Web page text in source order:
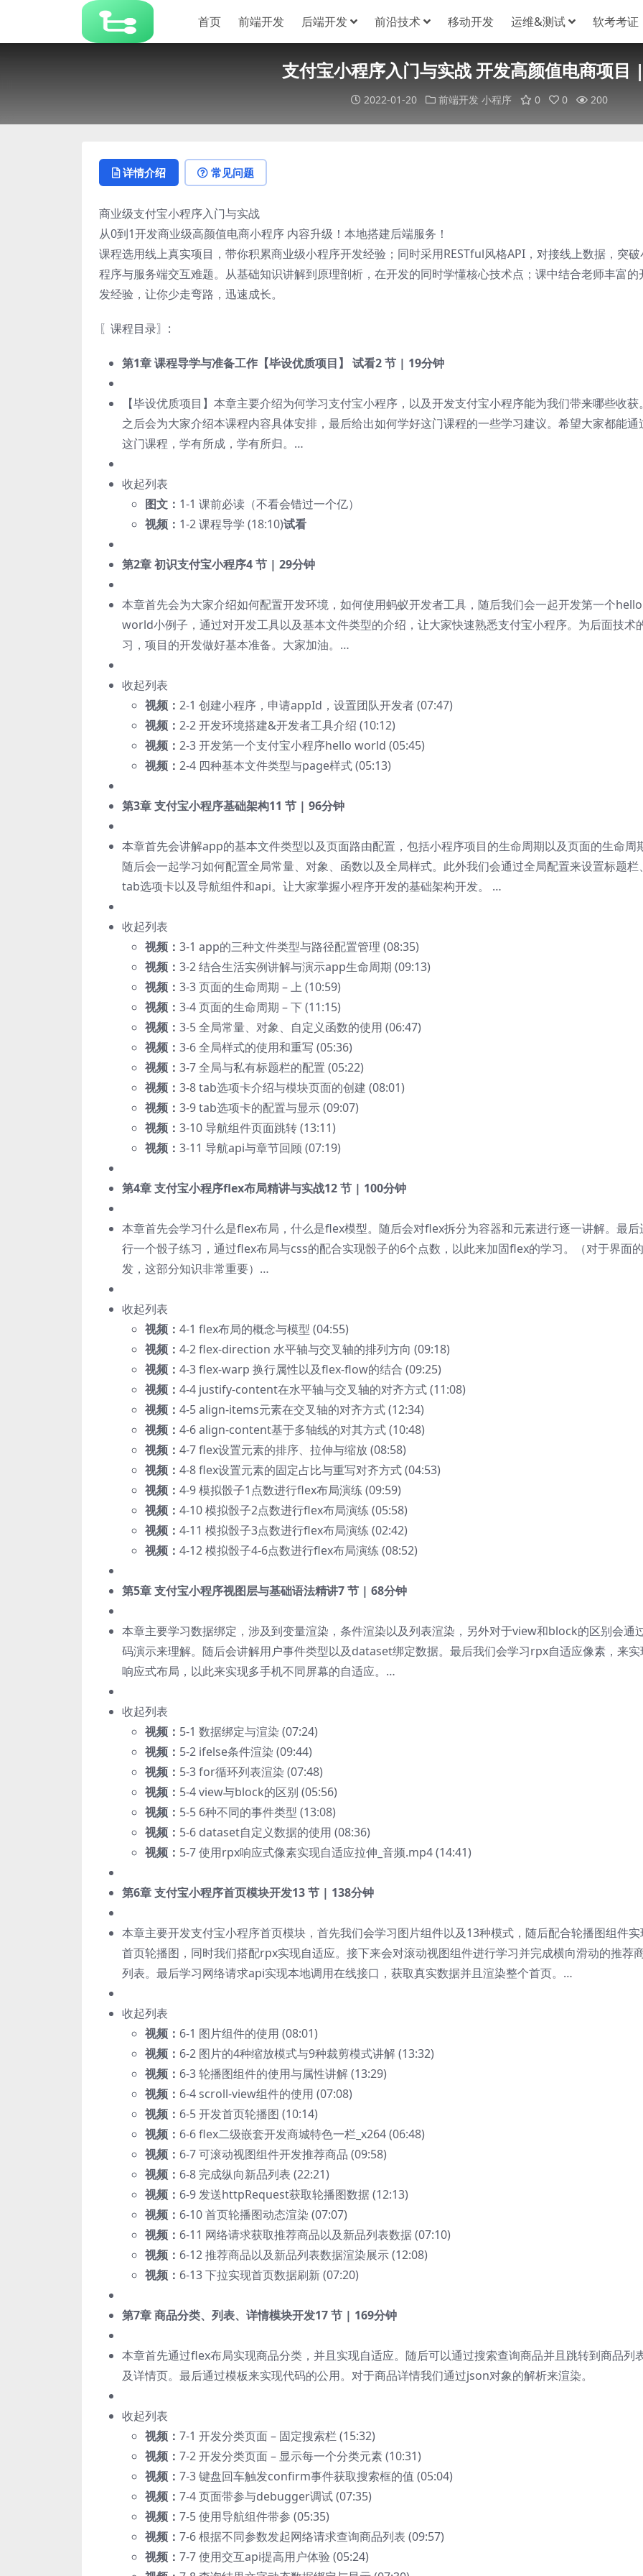
首页 前端开发 后端开发 前沿技术 移动开发 运维&测试 软考考证
支付宝小程序入门与实战 开发高颜值电商项目
2022-01-20 前端开发 小程序 0 0 200
详情介绍 常见问题
商业级支付宝小程序入门与实战
从0到1开发商业级高颜值电商小程序 内容升级！本地搭建后端服务！
课程选用线上真实项目，带你积累商业级小程序开发经验；同时采用RESTful风格API，对接线上数据，突破
程序与服务端交互难题。从基础知识讲解到原理剖析，在开发的同时学懂核心技术点；课中结合老师丰富的
发经验，让你少走弯路，迅速成长。
〖课程目录〗:
第1章 课程导学与准备工作【毕设优质项目】 试看2 节 | 19分钟
【毕设优质项目】本章主要介绍为何学习支付宝小程序，以及开发支付宝小程序能为我们带来哪些收获
之后会为大家介绍本课程内容具体安排，最后给出如何学好这门课程的一些学习建议。希望大家都能通
这门课程，学有所成，学有所归。…
收起列表
图文： 1-1 课前必读（不看会错过一个亿）
视频： 1-2 课程导学 (18:10)试看
第2章 初识支付宝小程序4 节 | 29分钟
本章首先会为大家介绍如何配置开发环境，如何使用蚂蚁开发者工具，随后我们会一起开发第一个hello
world小例子，通过对开发工具以及基本文件类型的介绍，让大家快速熟悉支付宝小程序。为后面技术
习，项目的开发做好基本准备。大家加油。…
收起列表
视频： 2-1 创建小程序，申请appId，设置团队开发者 (07:47)
视频： 2-2 开发环境搭建&开发者工具介绍 (10:12)
视频： 2-3 开发第一个支付宝小程序hello world (05:45)
视频： 2-4 四种基本文件类型与page样式 (05:13)
第3章 支付宝小程序基础架构11 节 | 96分钟
本章首先会讲解app的基本文件类型以及页面路由配置，包括小程序项目的生命周期以及页面的生命周
随后会一起学习如何配置全局常量、对象、函数以及全局样式。此外我们会通过全局配置来设置标题栏
tab选项卡以及导航组件和api。让大家掌握小程序开发的基础架构开发。 …
收起列表
视频： 3-1 app的三种文件类型与路径配置管理 (08:35)
视频： 3-2 结合生活实例讲解与演示app生命周期 (09:13)
视频： 3-3 页面的生命周期 – 上 (10:59)
视频： 3-4 页面的生命周期 – 下 (11:15)
视频： 3-5 全局常量、对象、自定义函数的使用 (06:47)
视频： 3-6 全局样式的使用和重写 (05:36)
视频： 3-7 全局与私有标题栏的配置 (05:22)
视频： 3-8 tab选项卡介绍与模块页面的创建 (08:01)
视频： 3-9 tab选项卡的配置与显示 (09:07)
视频： 3-10 导航组件页面跳转 (13:11)
视频： 3-11 导航api与章节回顾 (07:19)
第4章 支付宝小程序flex布局精讲与实战12 节 | 100分钟
本章首先会学习什么是flex布局，什么是flex模型。随后会对flex拆分为容器和元素进行逐一讲解。最后
行一个骰子练习，通过flex布局与css的配合实现骰子的6个点数，以此来加固flex的学习。（对于界面
发，这部分知识非常重要）…
收起列表
视频： 4-1 flex布局的概念与模型 (04:55)
视频： 4-2 flex-direction 水平轴与交叉轴的排列方向 (09:18)
视频： 4-3 flex-warp 换行属性以及flex-flow的结合 (09:25)
视频： 4-4 justify-content在水平轴与交叉轴的对齐方式 (11:08)
视频： 4-5 align-items元素在交叉轴的对齐方式 (12:34)
视频： 4-6 align-content基于多轴线的对其方式 (10:48)
视频： 4-7 flex设置元素的排序、拉伸与缩放 (08:58)
视频： 4-8 flex设置元素的固定占比与重写对齐方式 (04:53)
视频： 4-9 模拟骰子1点数进行flex布局演练 (09:59)
视频： 4-10 模拟骰子2点数进行flex布局演练 (05:58)
视频： 4-11 模拟骰子3点数进行flex布局演练 (02:42)
视频： 4-12 模拟骰子4-6点数进行flex布局演练 (08:52)
第5章 支付宝小程序视图层与基础语法精讲7 节 | 68分钟
本章主要学习数据绑定，涉及到变量渲染，条件渲染以及列表渲染，另外对于view和block的区别会通
码演示来理解。随后会讲解用户事件类型以及dataset绑定数据。最后我们会学习rpx自适应像素，来实
响应式布局，以此来实现多手机不同屏幕的自适应。…
收起列表
视频： 5-1 数据绑定与渲染 (07:24)
视频： 5-2 ifelse条件渲染 (09:44)
视频： 5-3 for循环列表渲染 (07:48)
视频： 5-4 view与block的区别 (05:56)
视频： 5-5 6种不同的事件类型 (13:08)
视频： 5-6 dataset自定义数据的使用 (08:36)
视频： 5-7 使用rpx响应式像素实现自适应拉伸_音频.mp4 (14:41)
第6章 支付宝小程序首页模块开发13 节 | 138分钟
本章主要开发支付宝小程序首页模块，首先我们会学习图片组件以及13种模式，随后配合轮播图组件实
首页轮播图，同时我们搭配rpx实现自适应。接下来会对滚动视图组件进行学习并完成横向滑动的推荐
列表。最后学习网络请求api实现本地调用在线接口，获取真实数据并且渲染整个首页。…
收起列表
视频： 6-1 图片组件的使用 (08:01)
视频： 6-2 图片的4种缩放模式与9种裁剪模式讲解 (13:32)
视频： 6-3 轮播图组件的使用与属性讲解 (13:29)
视频： 6-4 scroll-view组件的使用 (07:08)
视频： 6-5 开发首页轮播图 (10:14)
视频： 6-6 flex二级嵌套开发商城特色一栏_x264 (06:48)
视频： 6-7 可滚动视图组件开发推荐商品 (09:58)
视频： 6-8 完成纵向新品列表 (22:21)
视频： 6-9 发送httpRequest获取轮播图数据 (12:13)
视频： 6-10 首页轮播图动态渲染 (07:07)
视频： 6-11 网络请求获取推荐商品以及新品列表数据 (07:10)
视频： 6-12 推荐商品以及新品列表数据渲染展示 (12:08)
视频： 6-13 下拉实现首页数据刷新 (07:20)
第7章 商品分类、列表、详情模块开发17 节 | 169分钟
本章首先通过flex布局实现商品分类，并且实现自适应。随后可以通过搜索查询商品并且跳转到商品列
及详情页。最后通过模板来实现代码的公用。对于商品详情我们通过json对象的解析来渲染。
收起列表
视频： 7-1 开发分类页面 – 固定搜索栏 (15:32)
视频： 7-2 开发分类页面 – 显示每一个分类元素 (10:31)
视频： 7-3 键盘回车触发confirm事件获取搜索框的值 (05:04)
视频： 7-4 页面带参与debugger调试 (07:35)
视频： 7-5 使用导航组件带参 (05:35)
视频： 7-6 根据不同参数发起网络请求查询商品列表 (09:57)
视频： 7-7 使用交互api提高用户体验 (05:24)